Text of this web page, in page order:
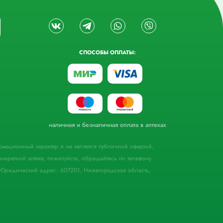
СПОСОБЫ ОПЛАТЫ:
наличная и безналичная оплата в аптеках
характер и не является публичной офертой,
аптеке, пожалуйста, обращайтесь по телефону
адрес: 607201, Нижегородская область,